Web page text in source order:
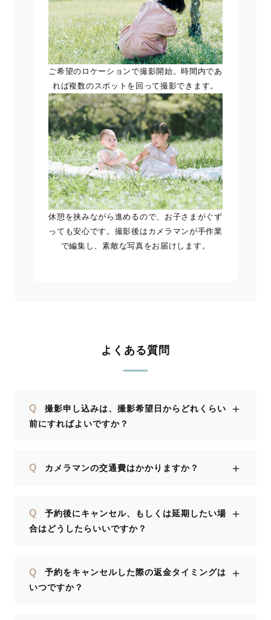
ご希望のロケーションで撮影開始。時間内であ
れば複数のスポットを回って撮影できます。
休憩を挟みながら進めるので、お子さまがぐず
っても安心です。撮影後はカメラマンが手作業
で編集し、素敵な写真をお届けします。
よくある質問
Q
撮影申し込みは、撮影希望日からどれくらい
前にすればよいですか？
＋
Q カメラマンの交通費はかかりますか？ ＋
Q
予約後にキャンセル、もしくは延期したい場
合はどうしたらいいですか？
＋
Q
予約をキャンセルした際の返金タイミングは
いつですか？
＋